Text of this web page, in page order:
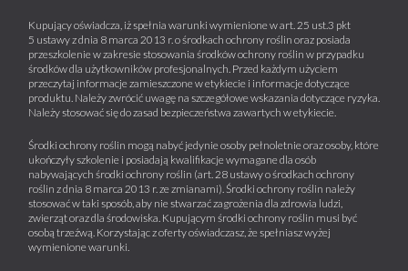
Kupujący oświadcza, iż spełnia warunki wymienione w art. 25 ust.3 pkt
5 ustawy z dnia 8 marca 2013 r. o środkach ochrony roślin oraz posiada
przeszkolenie w zakresie stosowania środków ochrony roślin w przypadku
środków dla użytkowników profesjonalnych. Przed każdym użyciem
przeczytaj informacje zamieszczone w etykiecie i informacje dotyczące
produktu. Należy zwrócić uwagę na szczegółowe wskazania dotyczące ryzyka.
Należy stosować się do zasad bezpieczeństwa zawartych w etykiecie.
Środki ochrony roślin mogą nabyć jedynie osoby pełnoletnie oraz osoby, które
ukończyły szkolenie i posiadają kwalifikacje wymagane dla osób
nabywających środki ochrony roślin (art. 28 ustawy o środkach ochrony
roślin z dnia 8 marca 2013 r. ze zmianami). Środki ochrony roślin należy
stosować w taki sposób, aby nie stwarzać zagrożenia dla zdrowia ludzi,
zwierząt oraz dla środowiska. Kupującym środki ochrony roślin musi być
osobą trzeźwą. Korzystając z oferty oświadczasz, że spełniasz wyżej
wymienione warunki.